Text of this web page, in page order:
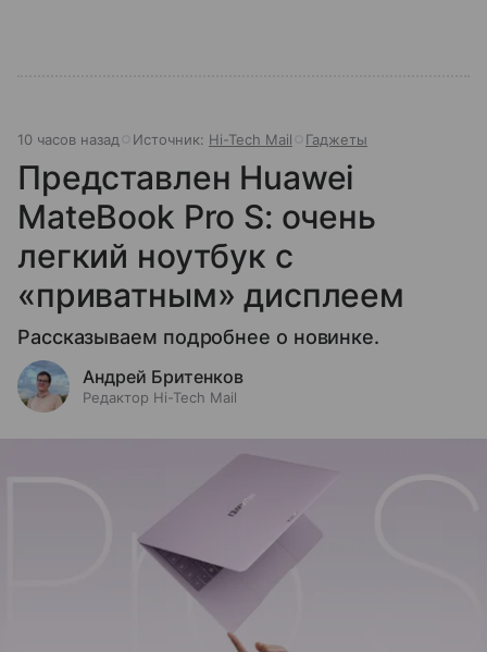
10 часов назад Источник: Hi-Tech Mail Гаджеты
Представлен Huawei
MateBook Pro S: очень
легкий ноутбук с
«приватным» дисплеем
Рассказываем подробнее о новинке.
Андрей Бритенков
Редактор Hi-Tech Mail